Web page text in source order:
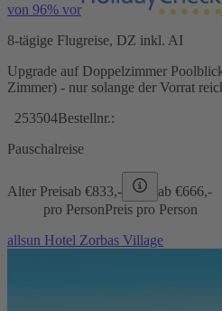
von 96% vor
8-tägige Flugreise, DZ inkl. AI
Upgrade auf Doppelzimmer
Zimmer) - nur solange der Vorrat
253504Bestellnr.:
Pauschalreise
Alter Preisab €833,- ab €666,-
pro PersonPreis pro Person
allsun Hotel Zorbas Village